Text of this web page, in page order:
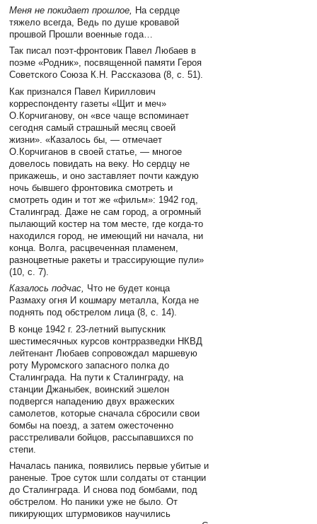
Меня не покидает прошлое, На сердце
тяжело всегда, Ведь по душе кровавой
прошвой Прошли военные года…
Так писал поэт-фронтовик Павел Любаев в
поэме «Родник», посвященной памяти Героя
Советского Союза К.Н. Рассказова (8, с. 51).
Как признался Павел Кириллович
корреспонденту газеты «Щит и меч»
О.Корчиганову, он «все чаще вспоминает
сегодня самый страшный месяц своей
жизни». «Казалось бы, — отмечает
О.Корчиганов в своей статье, — многое
довелось повидать на веку. Но сердцу не
прикажешь, и оно заставляет почти каждую
ночь бывшего фронтовика смотреть и
смотреть один и тот же «фильм»: 1942 год,
Сталинград. Даже не сам город, а огромный
пылающий костер на том месте, где когда-то
находился город, не имеющий ни начала, ни
конца. Волга, расцвеченная пламенем,
разноцветные ракеты и трассирующие пули»
(10, с. 7).
Казалось подчас, Что не будет конца
Размаху огня И кошмару металла, Когда не
поднять под обстрелом лица (8, с. 14).
В конце 1942 г. 23-летний выпускник
шестимесячных курсов контрразведки НКВД
лейтенант Любаев сопровождал маршевую
роту Муромского запасного полка до
Сталинграда. На пути к Сталинграду, на
станции Джаныбек, воинский эшелон
подвергся нападению двух вражеских
самолетов, которые сначала сбросили свои
бомбы на поезд, а затем ожесточенно
расстреливали бойцов, рассыпавшихся по
степи.
Началась паника, появились первые убитые и
раненые. Трое суток шли солдаты от станции
до Сталинграда. И снова под бомбами, под
обстрелом. Но паники уже не было. От
пикирующих штурмовиков научились